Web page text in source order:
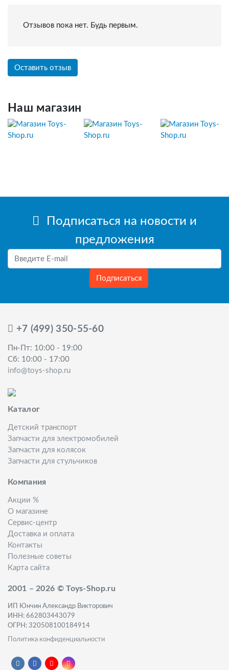
Отзывов пока нет. Будь первым.
Оставить отзыв
Наш магазин
Подписаться на новости и
предложения
Подписаться
+7 (499) 350-55-60
Пн-Пт: 10:00 - 19:00
Сб: 10:00 - 17:00
info@toys-shop.ru
Каталог
Детский транспорт
Запчасти для электромобилей
Запчасти для колясок
Запчасти для стульчиков
Компания
Акции %
О магазине
Сервис-центр
Доставка и оплата
Контакты
Полезные советы
Карта сайта
2001 – 2026 © Toys-Shop.ru
ИП Юнчин Александр Викторович
ИНН: 662803443079
ОГРН: 320508100184914
Политика конфиденциальности